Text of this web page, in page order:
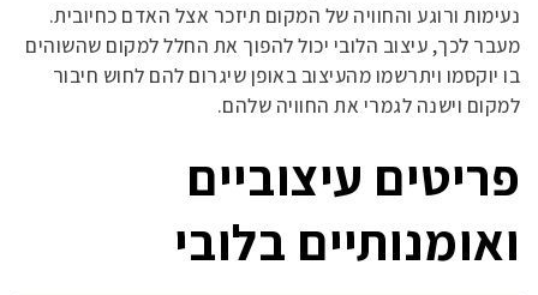
נעימות ורוגע והחוויה של המקום תיזכר אצל האדם כחיובית.
מעבר לכך, עיצוב הלובי יכול להפוך את החלל למקום שהשוהים
בו יוקסמו ויתרשמו מהעיצוב באופן שיגרום להם לחוש חיבור
למקום וישנה לגמרי את החוויה שלהם.
פריטים עיצוביים
ואומנותיים בלובי